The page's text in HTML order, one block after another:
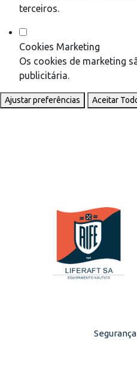
terceiros.
Cookies Marketing
Os cookies de marketing
publicitária.
Ajustar preferências Aceitar